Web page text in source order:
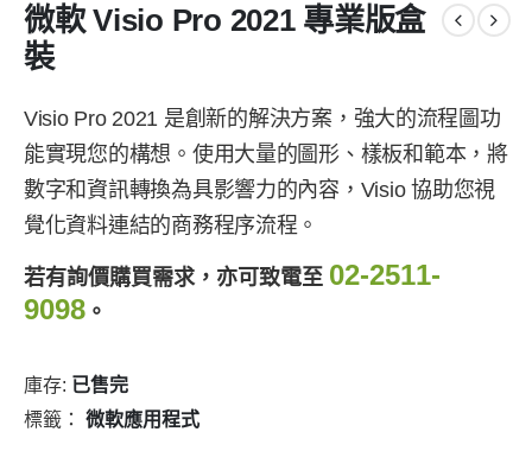
微軟 Visio Pro 2021 專業版盒
裝
Visio Pro 2021 是創新的解決方案，強大的流程圖功
能實現您的構想。使用大量的圖形、樣板和範本，將
數字和資訊轉換為具影響力的內容，Visio 協助您視
覺化資料連結的商務程序流程。
若有詢價購買需求，亦可致電至 02-2511-
9098 。
庫存: 已售完
標籤： 微軟應用程式